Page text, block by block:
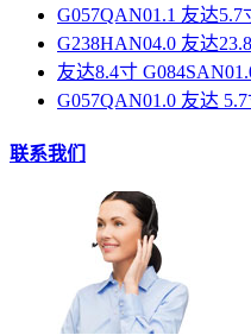
G057QAN01.1 友达5.7
G238HAN04.0 友达
友达8.4寸
G057QAN01.0 友达 5.7
联系我们